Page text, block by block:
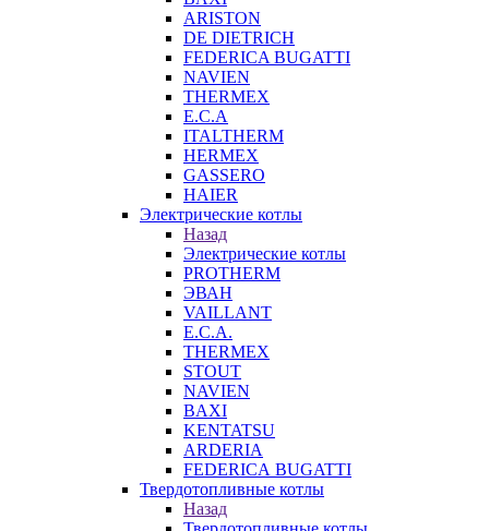
ARISTON
DE DIETRICH
FEDERICA BUGATTI
NAVIEN
THERMEX
E.C.A
ITALTHERM
HERMEX
GASSERO
HAIER
Электрические котлы
Назад
Электрические котлы
PROTHERM
ЭВАН
VAILLANT
E.C.A.
THERMEX
STOUT
NAVIEN
BAXI
KENTATSU
ARDERIA
FEDERICА BUGATTI
Твердотопливные котлы
Назад